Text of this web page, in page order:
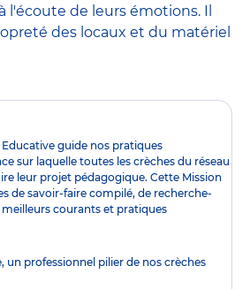
l'écoute de leurs émotions. Il
des locaux et du matériel
Educativeguide nos pratiques
sur laquelle toutes les crèches du réseau
leur projet pédagogique. Cette Mission
de savoir-faire compilé, de recherche-
courants et pratiques
un professionnel pilier de nos crèches